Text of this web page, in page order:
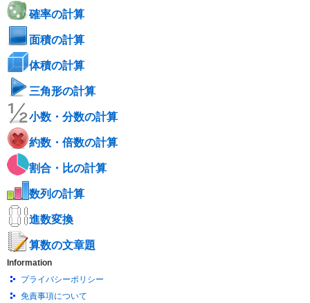
確率の計算
面積の計算
体積の計算
三角形の計算
小数・分数の計算
約数・倍数の計算
割合・比の計算
数列の計算
進数変換
算数の文章題
Information
プライバシーポリシー
免責事項について